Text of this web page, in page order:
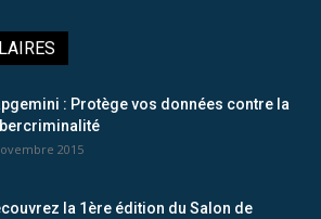
: Protège vos données contre la
2015
la 1ère édition du Salon de